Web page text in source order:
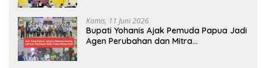
Kamis, 11 Juni 2026
Bupati Yohanis Ajak Pemuda Papua Jadi
Agen Perubahan dan Mitra